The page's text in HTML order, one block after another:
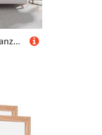
Vlies Fototapete Natur Pflanzen Hibiskus 400x280cm (B x H) - Fototapeten - Tapeten - für Wohnzimmer Schlafzimmer - Vliestapete Wandtapete Tapete 3D Effekt Wand Dekoration - Vintage Blumen